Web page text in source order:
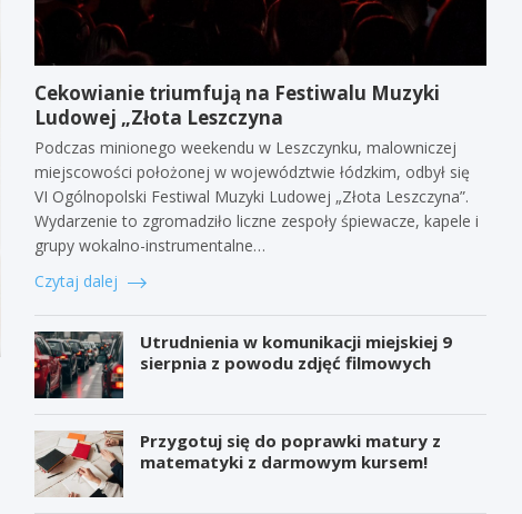
Cekowianie triumfują na Festiwalu Muzyki
Ludowej „Złota Leszczyna
Podczas minionego weekendu w Leszczynku, malowniczej
miejscowości położonej w województwie łódzkim, odbył się
VI Ogólnopolski Festiwal Muzyki Ludowej „Złota Leszczyna”.
Wydarzenie to zgromadziło liczne zespoły śpiewacze, kapele i
grupy wokalno-instrumentalne…
Czytaj dalej
Utrudnienia w komunikacji miejskiej 9
sierpnia z powodu zdjęć filmowych
Przygotuj się do poprawki matury z
matematyki z darmowym kursem!